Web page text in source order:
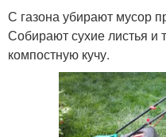
С газона убирают мусор
Собирают сухие листья и
компостную кучу.